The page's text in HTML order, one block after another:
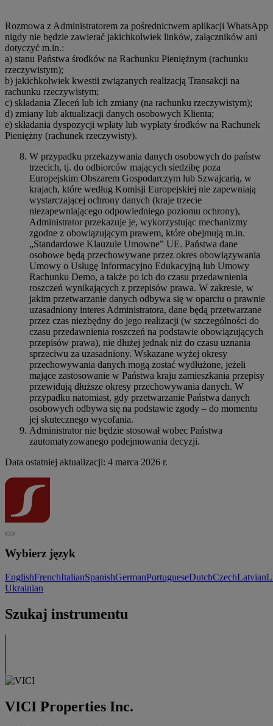
Rozmowa z Administratorem za pośrednictwem aplikacji WhatsApp
nigdy nie będzie zawierać jakichkolwiek linków, załączników ani
dotyczyć m.in.:
a) stanu Państwa środków na Rachunku Pieniężnym (rachunku
rzeczywistym);
b) jakichkolwiek kwestii związanych realizacją Transakcji na
rachunku rzeczywistym;
c) składania Zleceń lub ich zmiany (na rachunku rzeczywistym);
d) zmiany lub aktualizacji danych osobowych Klienta;
e) składania dyspozycji wpłaty lub wypłaty środków na Rachunek
Pieniężny (rachunek rzeczywisty).
W przypadku przekazywania danych osobowych do państw
trzecich, tj. do odbiorców mających siedzibę poza
Europejskim Obszarem Gospodarczym lub Szwajcarią, w
krajach, które według Komisji Europejskiej nie zapewniają
wystarczającej ochrony danych (kraje trzecie
niezapewniającego odpowiedniego poziomu ochrony),
Administrator przekazuje je, wykorzystując mechanizmy
zgodne z obowiązującym prawem, które obejmują m.in.
„Standardowe Klauzule Umowne” UE. Państwa dane
osobowe będą przechowywane przez okres obowiązywania
Umowy o Usługę Informacyjno Edukacyjną lub Umowy
Rachunku Demo, a także po ich do czasu przedawnienia
roszczeń wynikających z przepisów prawa. W zakresie, w
jakim przetwarzanie danych odbywa się w oparciu o prawnie
uzasadniony interes Administratora, dane będą przetwarzane
przez czas niezbędny do jego realizacji (w szczególności do
czasu przedawnienia roszczeń na podstawie obowiązujących
przepisów prawa), nie dłużej jednak niż do czasu uznania
sprzeciwu za uzasadniony. Wskazane wyżej okresy
przechowywania danych mogą zostać wydłużone, jeżeli
mające zastosowanie w Państwa kraju zamieszkania przepisy
przewidują dłuższe okresy przechowywania danych. W
przypadku natomiast, gdy przetwarzanie Państwa danych
osobowych odbywa się na podstawie zgody – do momentu
jej skutecznego wycofania.
Administrator nie będzie stosował wobec Państwa
zautomatyzowanego podejmowania decyzji.
Data ostatniej aktualizacji: 4 marca 2026 r.
Wybierz język
EnglishFrenchItalianSpanishGermanPortugueseDutchCzechLatvian
Ukrainian
Szukaj instrumentu
VICI Properties Inc.